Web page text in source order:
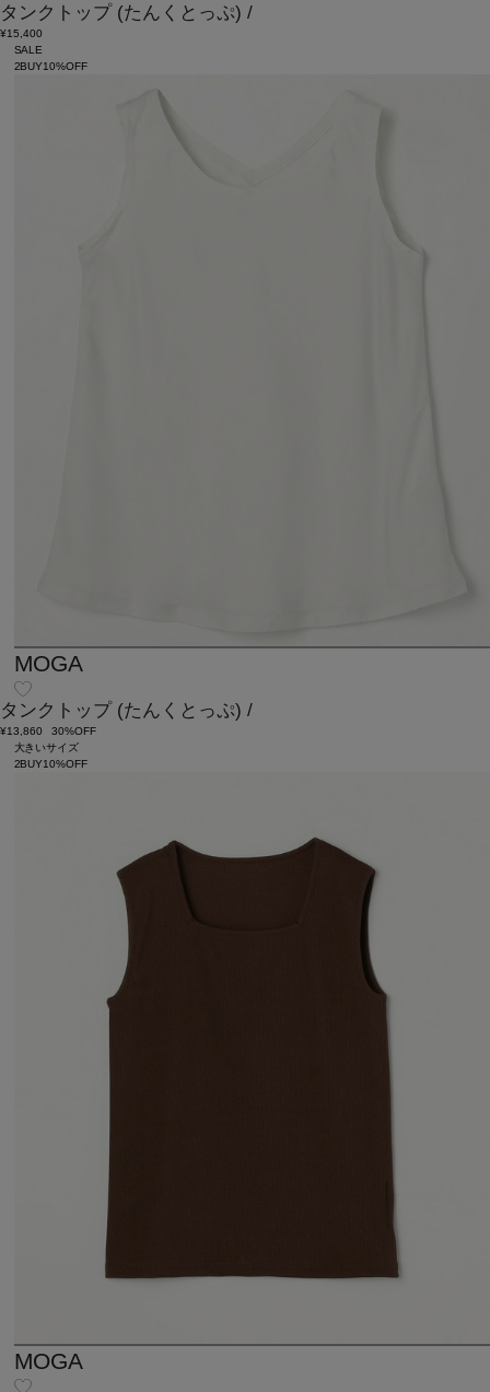
タンクトップ (たんくとっぷ) /
¥15,400
SALE
2BUY10%OFF
MOGA
タンクトップ (たんくとっぷ) /
¥13,860
30%OFF
大きいサイズ
2BUY10%OFF
MOGA